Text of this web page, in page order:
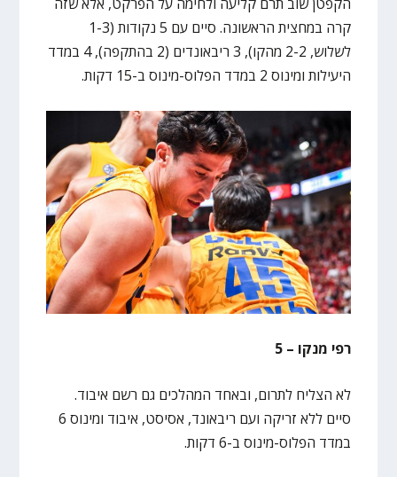
קרה במחצית הראשונה. סיים עם 5 נקודות (1-3
לשלוש, 2-2 מהקו), 3 ריבאונדים (2 בהתקפה), 4 במדד
היעילות ומינוס 2 במדד הפלוס-מינוס ב-15 דקות.
רפי מנקו – 5
לא הצליח לתרום, ובאחד המהלכים גם רשם איבוד.
סיים ללא זריקה ועם ריבאונד, אסיסט, איבוד ומינוס 6
במדד הפלוס-מינוס ב-6 דקות.